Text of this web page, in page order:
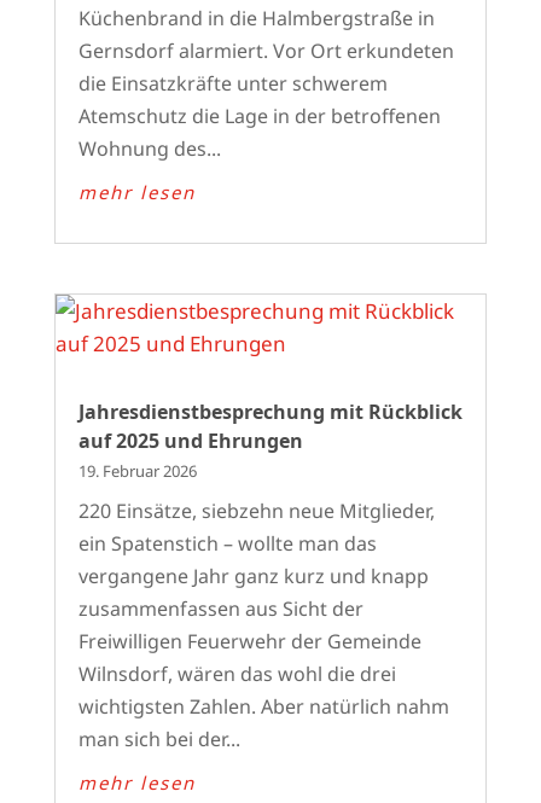
Küchenbrand in die Halmbergstraße in
Gernsdorf alarmiert. Vor Ort erkundeten
die Einsatzkräfte unter schwerem
Atemschutz die Lage in der betroffenen
Wohnung des...
mehr lesen
Jahresdienstbesprechung mit Rückblick
auf 2025 und Ehrungen
19. Februar 2026
220 Einsätze, siebzehn neue Mitglieder,
ein Spatenstich – wollte man das
vergangene Jahr ganz kurz und knapp
zusammenfassen aus Sicht der
Freiwilligen Feuerwehr der Gemeinde
Wilnsdorf, wären das wohl die drei
wichtigsten Zahlen. Aber natürlich nahm
man sich bei der...
mehr lesen